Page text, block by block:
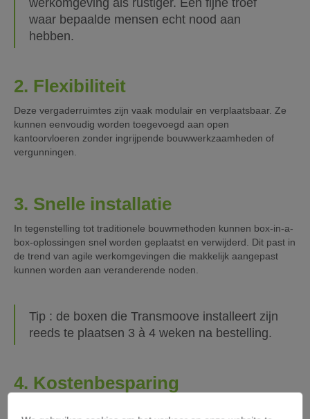
werkomgeving als rustiger. Een fijne troef
waar bepaalde mensen echt nood aan
hebben.
2. Flexibiliteit
Deze vergaderruimtes zijn vaak modulair en verplaatsbaar. Ze
kunnen eenvoudig worden toegevoegd aan open
kantoorvloeren zonder ingrijpende bouwwerkzaamheden of
vergunningen.
3. Snelle installatie
In tegenstelling tot traditionele bouwmethoden kunnen box-in-a-
box-oplossingen snel worden geplaatst en verwijderd. Dit past in
de trend van agile werkomgevingen die makkelijk aangepast
kunnen worden aan veranderende noden.
Tip : de boxen die Transmoove installeert zijn
reeds te plaatsen 3 à 4 weken na bestelling.
4. Kostenbesparing